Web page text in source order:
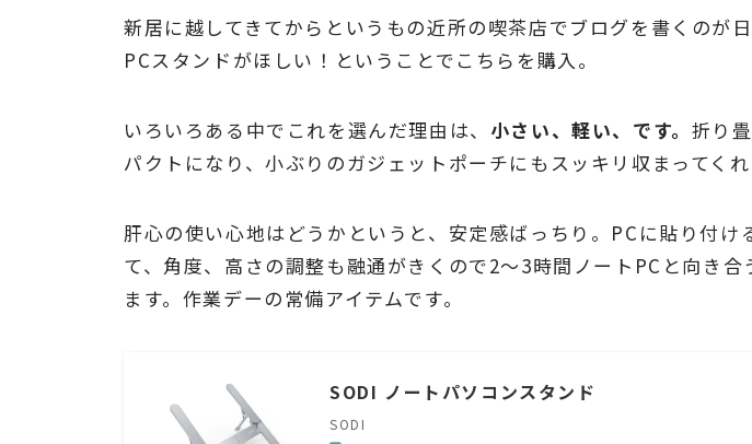
新居に越してきてからというもの近所の喫茶店でブログを書くのが
PCスタンドがほしい！ということでこちらを購入。
いろいろある中でこれを選んだ理由は、 小さい、軽い、です。 折り
パクトになり、小ぶりのガジェットポーチにもスッキリ収まってくれ
肝心の使い心地はどうかというと、安定感ばっちり。PCに貼り付け
て、角度、高さの調整も融通がきくので2〜3時間ノートPCと向き合
ます。作業デーの常備アイテムです。
SODI ノートパソコンスタンド
SODI